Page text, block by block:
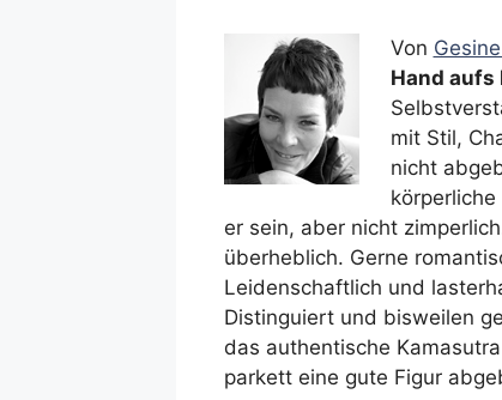
Von
Hand aufs
mit Stil,
nicht
er sein, aber nicht
überheblich. Gerne
Leidenschaftlich und
Distinguiert und bisweilen
das authentische
parkett eine gute Figur